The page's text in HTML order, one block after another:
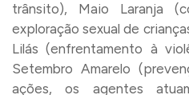
trânsito), Maio Laranja
exploração sexual de
Lilás (enfrentamento à
Setembro Amarelo
ações, os agentes